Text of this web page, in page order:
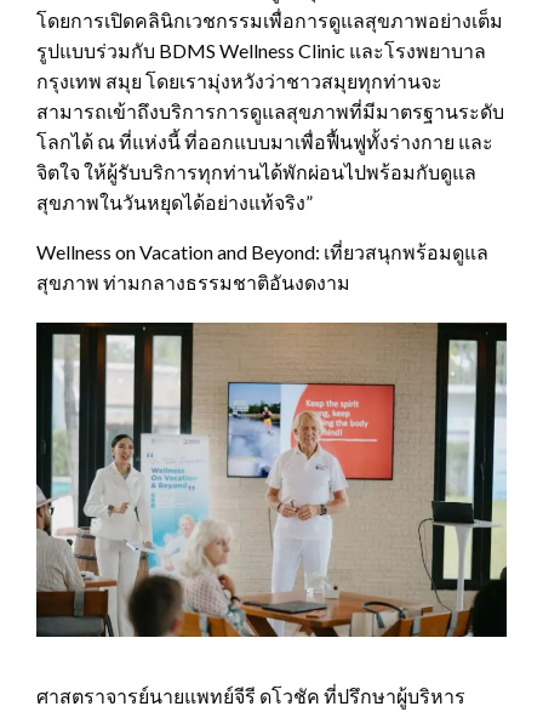
โดยการเปิดคลินิกเวชกรรมเพื่อการดูแลสุขภาพอย่างเต็ม
รูปแบบร่วมกับ BDMS Wellness Clinic และโรงพยาบาล
กรุงเทพ สมุย โดยเรามุ่งหวังว่าชาวสมุยทุกท่านจะ
สามารถเข้าถึงบริการการดูแลสุขภาพที่มีมาตรฐานระดับ
โลกได้ ณ ที่แห่งนี้ ที่ออกแบบมาเพื่อฟื้นฟูทั้งร่างกาย และ
จิตใจ ให้ผู้รับบริการทุกท่านได้พักผ่อนไปพร้อมกับดูแล
สุขภาพในวันหยุดได้อย่างแท้จริง”
Wellness on Vacation and Beyond: เที่ยวสนุกพร้อมดูแล
สุขภาพ ท่ามกลางธรรมชาติอันงดงาม
ศาสตราจารย์นายแพทย์จีรี ดโวชัค ที่ปรึกษาผู้บริหาร